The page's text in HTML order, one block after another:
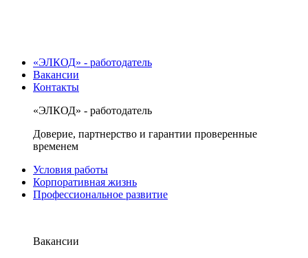
«ЭЛКОД» - работодатель
Вакансии
Контакты
«ЭЛКОД» - работодатель
Доверие, партнерство и гарантии проверенные
временем
Условия работы
Корпоративная жизнь
Профессиональное развитие
Вакансии